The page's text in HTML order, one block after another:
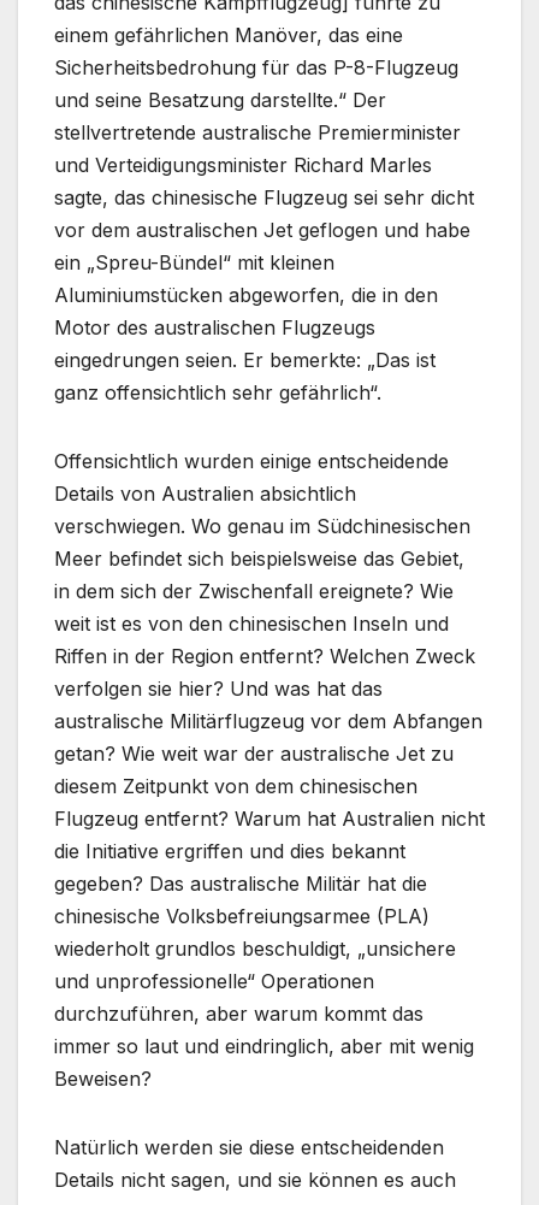
einem gefährlichen Manöver, das eine
Sicherheitsbedrohung für das P-8-Flugzeug
und seine Besatzung darstellte.“ Der
stellvertretende australische Premierminister
und Verteidigungsminister Richard Marles
sagte, das chinesische Flugzeug sei sehr dicht
vor dem australischen Jet geflogen und habe
ein „Spreu-Bündel“ mit kleinen
Aluminiumstücken abgeworfen, die in den
Motor des australischen Flugzeugs
eingedrungen seien. Er bemerkte: „Das ist
ganz offensichtlich sehr gefährlich“.
Offensichtlich wurden einige entscheidende
Details von Australien absichtlich
verschwiegen. Wo genau im Südchinesischen
Meer befindet sich beispielsweise das Gebiet,
in dem sich der Zwischenfall ereignete? Wie
weit ist es von den chinesischen Inseln und
Riffen in der Region entfernt? Welchen Zweck
verfolgen sie hier? Und was hat das
australische Militärflugzeug vor dem Abfangen
getan? Wie weit war der australische Jet zu
diesem Zeitpunkt von dem chinesischen
Flugzeug entfernt? Warum hat Australien nicht
die Initiative ergriffen und dies bekannt
gegeben? Das australische Militär hat die
chinesische Volksbefreiungsarmee (PLA)
wiederholt grundlos beschuldigt, „unsichere
und unprofessionelle“ Operationen
durchzuführen, aber warum kommt das
immer so laut und eindringlich, aber mit wenig
Beweisen?
Natürlich werden sie diese entscheidenden
Details nicht sagen, und sie können es auch